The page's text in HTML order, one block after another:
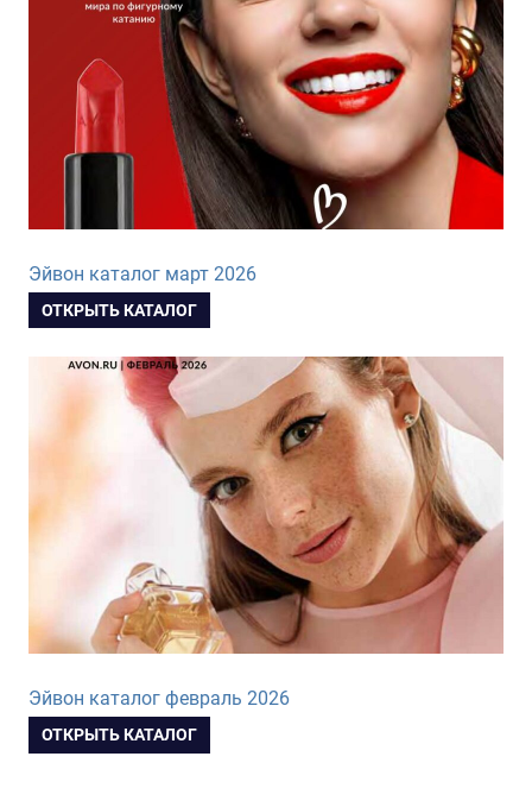
Эйвон каталог март 2026
ОТКРЫТЬ КАТАЛОГ
Эйвон каталог февраль 2026
ОТКРЫТЬ КАТАЛОГ